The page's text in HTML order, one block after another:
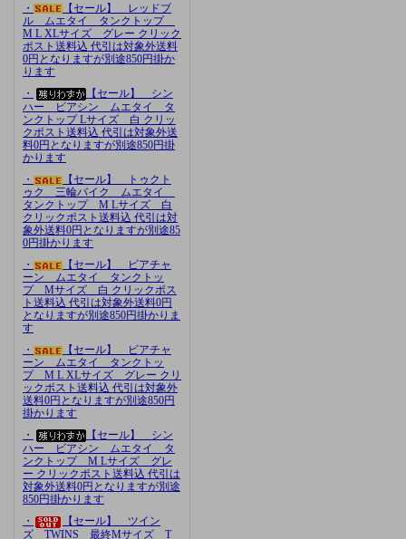
・
【セール】 レッドブ
ル ムエタイ タンクトップ
M L XLサイズ グレー クリック
ポスト送料込 代引は対象外送料
0円となりますが別途850円掛か
ります
・
【セール】 シン
ハー ビアシン ムエタイ タ
ンクトップ Lサイズ 白 クリッ
クポスト送料込 代引は対象外送
料0円となりますが別途850円掛
かります
・
【セール】 トゥクト
ゥク 三輪バイク ムエタイ
タンクトップ M Lサイズ 白
クリックポスト送料込 代引は対
象外送料0円となりますが別途85
0円掛かります
・
【セール】 ビアチャ
ーン ムエタイ タンクトッ
プ Mサイズ 白 クリックポス
ト送料込 代引は対象外送料0円
となりますが別途850円掛かりま
す
・
【セール】 ビアチャ
ーン ムエタイ タンクトッ
プ M L XLサイズ グレー クリ
ックポスト送料込 代引は対象外
送料0円となりますが別途850円
掛かります
・
【セール】 シン
ハー ビアシン ムエタイ タ
ンクトップ M Lサイズ グレ
ー クリックポスト送料込 代引は
対象外送料0円となりますが別途
850円掛かります
・
【セール】 ツイン
ズ TWINS 最終Mサイズ T